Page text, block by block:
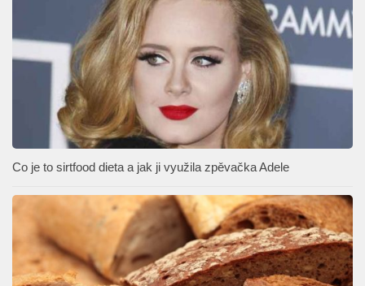
Co je to sirtfood dieta a jak ji využila zpěvačka Adele